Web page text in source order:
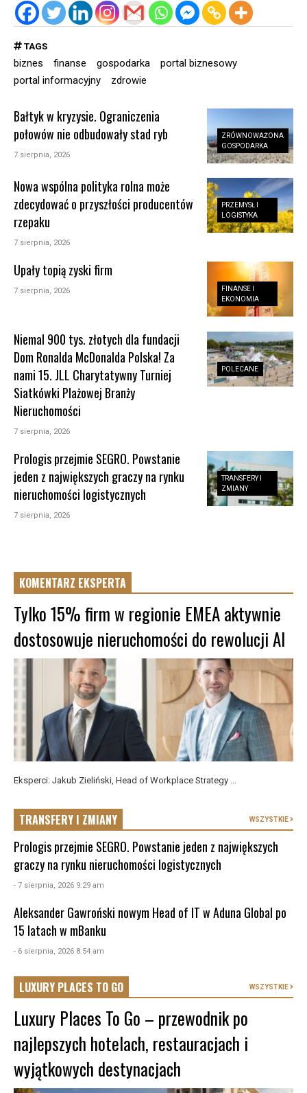
TAGS
biznes finanse gospodarka
portal biznesowy
portal informacyjny
zdrowie
ZRÓWNOWAŻONA
GOSPODARKA
Bałtyk w kryzysie. Ograniczenia
połowów nie odbudowały stad ryb
7 sierpnia, 2026
PRZEMYSŁ I
LOGISTYKA
Nowa wspólna polityka rolna może
zdecydować o przyszłości producentów
rzepaku
7 sierpnia, 2026
FINANSE I
EKONOMIA
Upały topią zyski firm
7 sierpnia, 2026
POLECANE
Niemal 900 tys. złotych dla fundacji
Dom Ronalda McDonalda Polska! Za
nami 15. JLL Charytatywny Turniej
Siatkówki Plażowej Branży
Nieruchomości
7 sierpnia, 2026
TRANSFERY I
ZMIANY
Prologis przejmie SEGRO. Powstanie
jeden z największych graczy na rynku
nieruchomości logistycznych
7 sierpnia, 2026
KOMENTARZ EKSPERTA
Tylko 15% firm w regionie EMEA aktywnie
dostosowuje nieruchomości do rewolucji AI
Eksperci: Jakub Zieliński, Head of Workplace Strategy ...
TRANSFERY I ZMIANY WSZYSTKIE
Prologis przejmie SEGRO. Powstanie jeden z największych
graczy na rynku nieruchomości logistycznych
- 7 sierpnia, 2026 9:29 am
Aleksander Gawroński nowym Head of IT w Aduna Global po
15 latach w mBanku
- 6 sierpnia, 2026 8:54 am
LUXURY PLACES TO GO WSZYSTKIE
Luxury Places To Go – przewodnik po
najlepszych hotelach, restauracjach i
wyjątkowych destynacjach